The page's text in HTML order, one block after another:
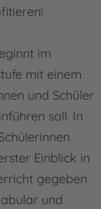
im
mit einem
und Schüler
soll. In
Einblick in
gegeben
und